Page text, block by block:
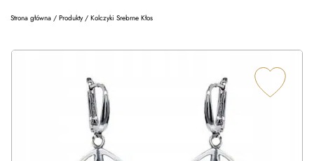
Strona główna / Produkty/ Kolczyki Srebrne Kłos